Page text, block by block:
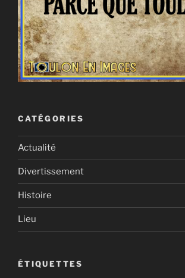
CATÉGORIES
Actualité
Divertissement
Histoire
Lieu
ÉTIQUETTES